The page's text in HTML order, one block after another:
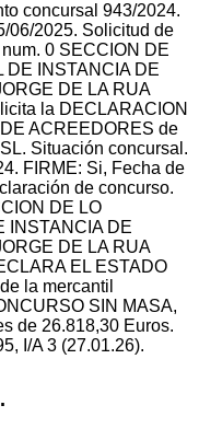
concursal 943/2024.
06/2025. Solicitud de
0 SECCION DE
DE INSTANCIA DE
DE LA RUA
la DECLARACION
ACREEDORES de
Situación concursal.
FIRME: Si, Fecha de
de concurso.
DE LO
INSTANCIA DE
DE LA RUA
EL ESTADO
la mercantil
SIN MASA,
de 26.818,30 Euros.
I/A 3 (27.01.26).